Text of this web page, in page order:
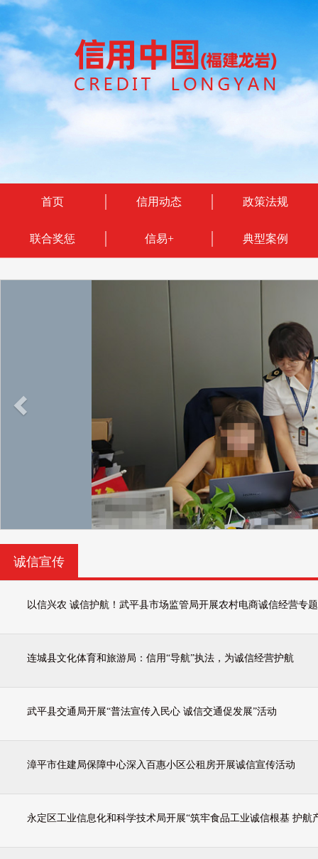
首页 信用动态 政策法规
联合奖惩 信易+ 典型案例
诚信宣传
以信兴农 诚信护航！武平县市场监管局开展农村电商诚信经营专
连城县文化体育和旅游局：信用“导航”执法，为诚信经营护航
武平县交通局开展“普法宣传入民心 诚信交通促发展”活动
漳平市住建局保障中心深入百惠小区公租房开展诚信宣传活动